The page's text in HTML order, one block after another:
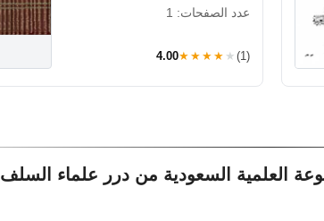
عدد الصفحات: 1
4.00★★★★★ (1)
العلمية السعودية من درر علماء السلف